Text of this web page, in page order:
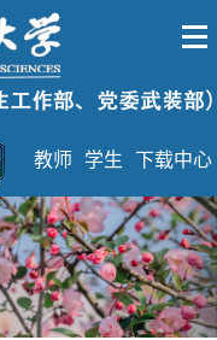
教师 学生 下载中心